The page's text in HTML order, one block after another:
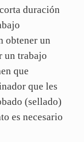
duración
obtener un
un trabajo
que
que les
(sellado)
es necesario